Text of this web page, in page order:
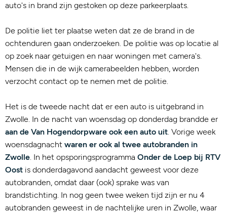
auto's in brand zijn gestoken op deze parkeerplaats.
De politie liet ter plaatse weten dat ze de brand in de
ochtenduren gaan onderzoeken. De politie was op locatie al
op zoek naar getuigen en naar woningen met camera's.
Mensen die in de wijk camerabeelden hebben, worden
verzocht contact op te nemen met de politie.
Het is de tweede nacht dat er een auto is uitgebrand in
Zwolle. In de nacht van woensdag op donderdag brandde er
aan de Van Hogendorpware ook een auto uit. Vorige week
woensdagnacht waren er ook al twee autobranden in
Zwolle. In het opsporingsprogramma Onder de Loep bij RTV
Oost is donderdagavond aandacht geweest voor deze
autobranden, omdat daar (ook) sprake was van
brandstichting. In nog geen twee weken tijd zijn er nu 4
autobranden geweest in de nachtelijke uren in Zwolle, waar